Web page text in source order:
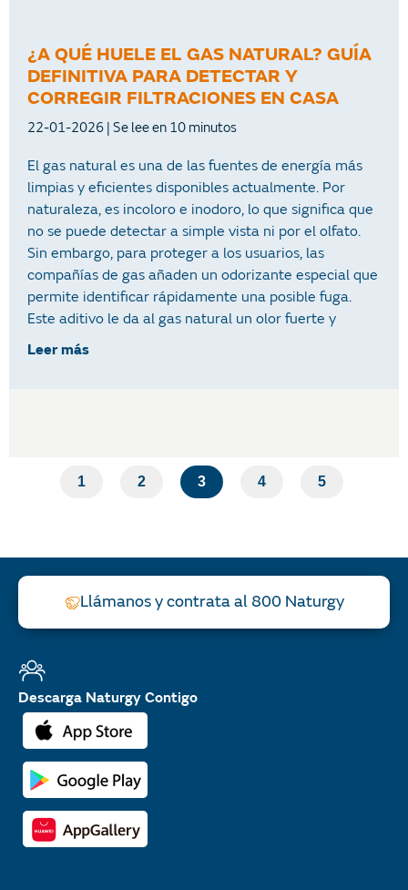
¿A QUÉ HUELE EL GAS NATURAL? GUÍA
DEFINITIVA PARA DETECTAR Y
CORREGIR FILTRACIONES EN CASA
22-01-2026
El gas natural es una de las fuentes de energía más
limpias y eficientes disponibles actualmente. Por
naturaleza, es incoloro e inodoro, lo que significa que
no se puede detectar a simple vista ni por el olfato.
Sin embargo, para proteger a los usuarios, las
compañías de gas añaden un odorizante especial que
permite identificar rápidamente una posible fuga.
Este aditivo le da al gas natural un olor fuerte y
Leer más
1 2 3 4 5
Llámanos y contrata al 800 Naturgy
Descarga Naturgy Contigo